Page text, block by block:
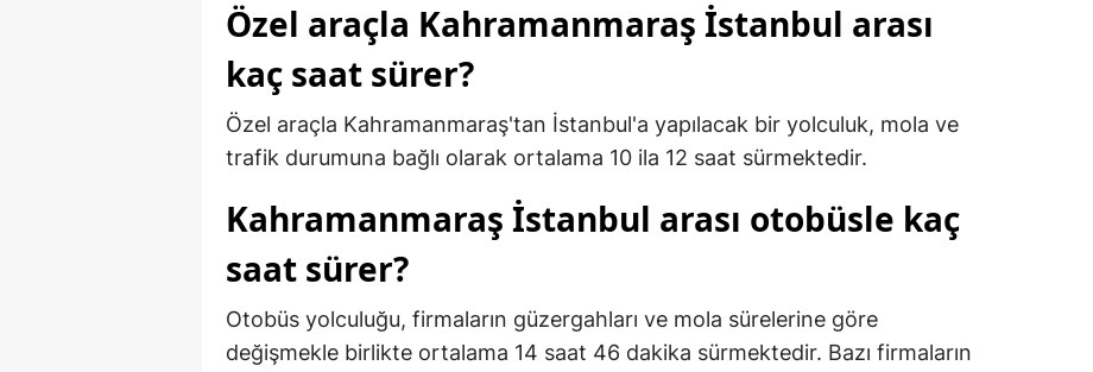
Özel araçla Kahramanmaraş İstanbul arası
kaç saat sürer?
Özel araçla Kahramanmaraş'tan İstanbul'a yapılacak bir yolculuk, mola ve
trafik durumuna bağlı olarak ortalama 10 ila 12 saat sürmektedir.
Kahramanmaraş İstanbul arası otobüsle kaç
saat sürer?
Otobüs yolculuğu, firmaların güzergahları ve mola sürelerine göre
değişmekle birlikte ortalama 14 saat 46 dakika sürmektedir. Bazı firmaların